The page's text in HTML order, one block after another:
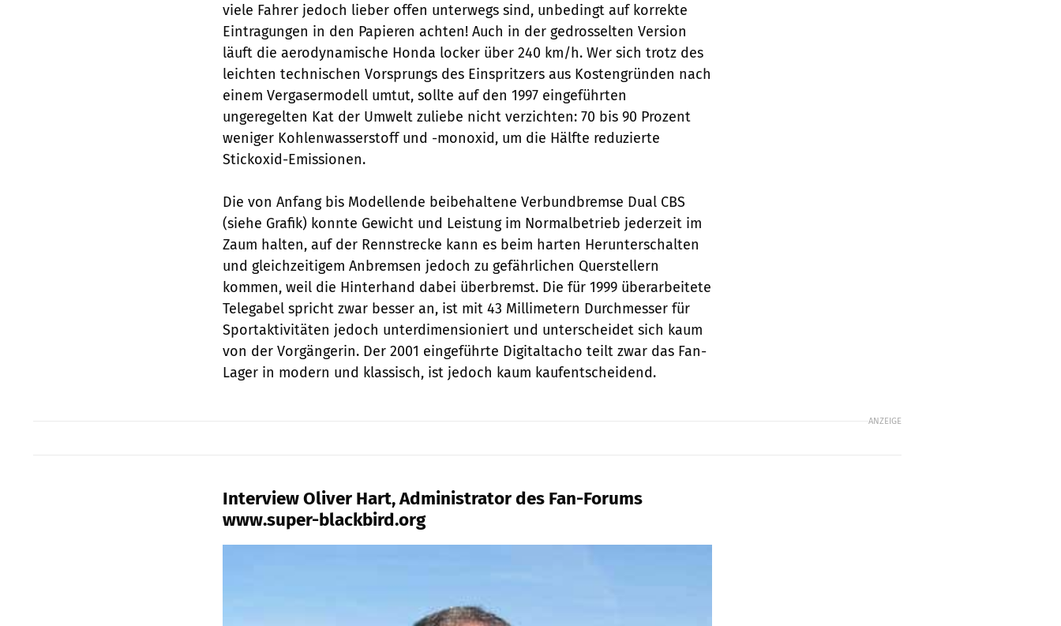
viele Fahrer jedoch lieber offen unterwegs sind, unbedingt auf korrekte
Eintragungen in den Papieren achten! Auch in der gedrosselten Version
läuft die aerodynamische Honda locker über 240 km/h. Wer sich trotz des
leichten technischen Vorsprungs des Einspritzers aus Kostengründen nach
einem Vergasermodell umtut, sollte auf den 1997 eingeführten
ungeregelten Kat der Umwelt zuliebe nicht verzichten: 70 bis 90 Prozent
weniger Kohlenwasserstoff und -monoxid, um die Hälfte reduzierte
Stickoxid-Emissionen.
Die von Anfang bis Modellende beibehaltene Verbundbremse Dual CBS
(siehe Grafik) konnte Gewicht und Leistung im Normalbetrieb jederzeit im
Zaum halten, auf der Rennstrecke kann es beim harten Herunterschalten
und gleichzeitigem Anbremsen jedoch zu gefährlichen Querstellern
kommen, weil die Hinterhand dabei überbremst. Die für 1999 überarbeitete
Telegabel spricht zwar besser an, ist mit 43 Millimetern Durchmesser für
Sportaktivitäten jedoch unterdimensioniert und unterscheidet sich kaum
von der Vorgängerin. Der 2001 eingeführte Digitaltacho teilt zwar das Fan-
Lager in modern und klassisch, ist jedoch kaum kaufentscheidend.
ANZEIGE
Interview Oliver Hart, Administrator des Fan-Forums
www.super-blackbird.org